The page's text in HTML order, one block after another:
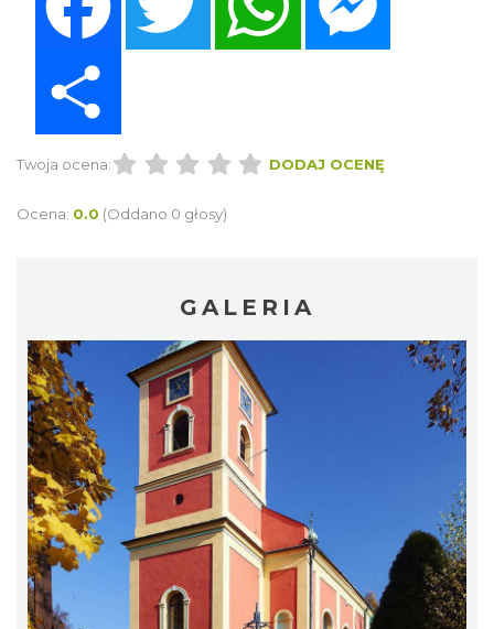
Twoja ocena: DODAJ OCENĘ
Ocena: 0.0 (Oddano 0 głosy)
GALERIA